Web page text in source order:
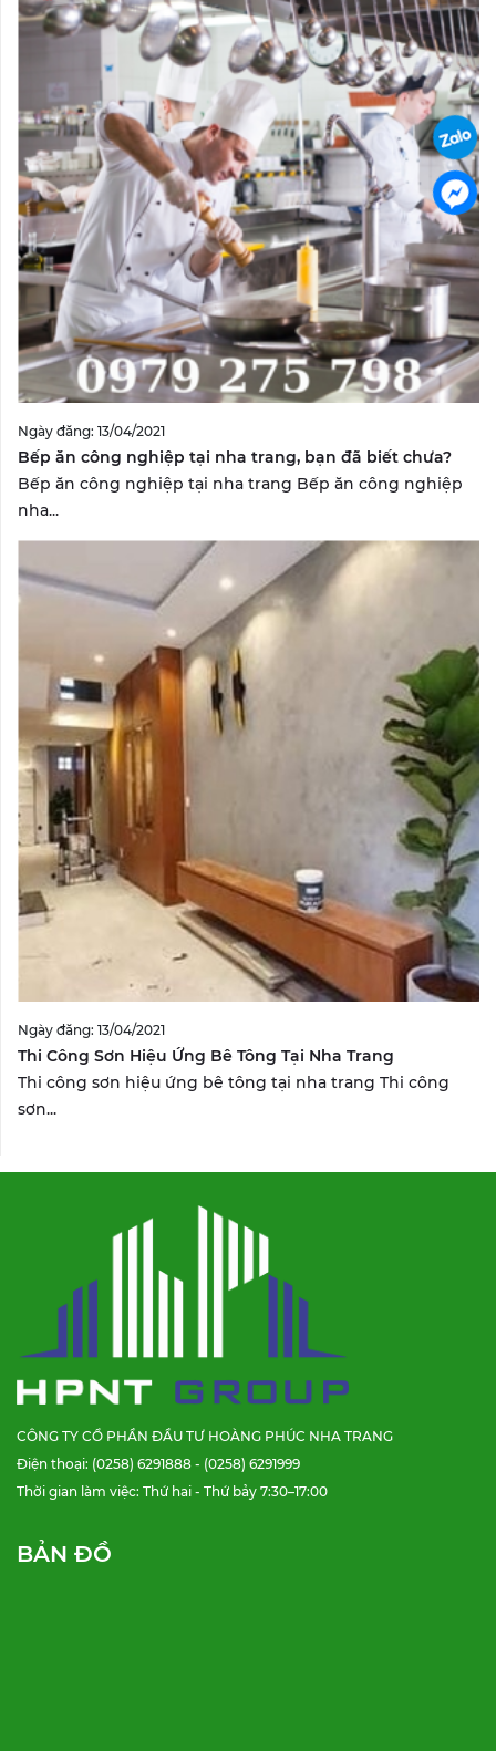
Ngày đăng: 13/04/2021
Bếp ăn công nghiệp tại nha trang, bạn đã biết chưa?
Bếp ăn công nghiệp tại nha trang Bếp ăn công nghiệp
nha...
Ngày đăng: 13/04/2021
Thi Công Sơn Hiệu Ứng Bê Tông Tại Nha Trang
Thi công sơn hiệu ứng bê tông tại nha trang Thi công
sơn...
CÔNG TY CỔ PHẦN ĐẦU TƯ HOÀNG PHÚC NHA TRANG
Điện thoại: (0258) 6291888 - (0258) 6291999
Thời gian làm việc: Thứ hai - Thứ bảy 7:30–17:00
BẢN ĐỒ